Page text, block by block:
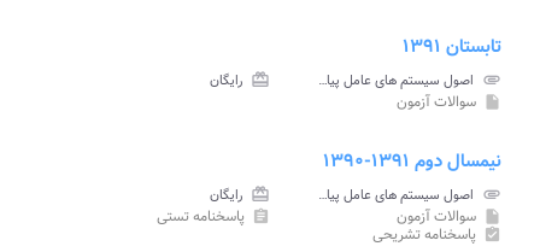
تابستان ۱۳۹۱
attachment اصول سیستم های عامل پیام نور card_giftcard رایگان
insert_drive_file سوالات آزمون
نیمسال دوم ۱۳۹۱-۱۳۹۰
attachment اصول سیستم های عامل پیام نور card_giftcard رایگان
insert_drive_file سوالات آزمون assignment پاسخنامه تستی
assignment_turned_in پاسخنامه تشریحی